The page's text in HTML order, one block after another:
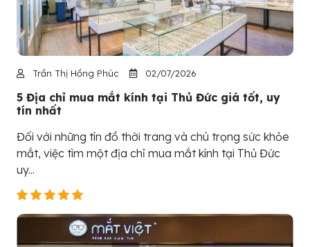
Trần Thị Hồng Phúc 02/07/2026
5 Địa chỉ mua mắt kính tại Thủ Đức giá tốt, uy
tín nhất
Đối với những tín đồ thời trang và chú trọng sức khỏe
mắt, việc tìm một địa chỉ mua mắt kính tại Thủ Đức
uy...